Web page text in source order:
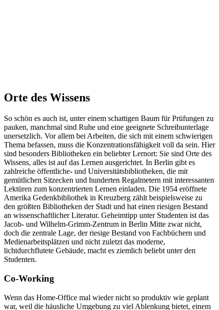
Orte des Wissens
So schön es auch ist, unter einem schattigen Baum für Prüfungen zu
pauken, manchmal sind Ruhe und eine geeignete Schreibunterlage
unersetzlich. Vor allem bei Arbeiten, die sich mit einem schwierigen
Thema befassen, muss die Konzentrationsfähigkeit voll da sein. Hier
sind besonders Bibliotheken ein beliebter Lernort: Sie sind Orte des
Wissens, alles ist auf das Lernen ausgerichtet. In Berlin gibt es
zahlreiche öffentliche- und Universitätsbibliotheken, die mit
gemütlichen Sitzecken und hunderten Regalmetern mit interessanten
Lektüren zum konzentrierten Lernen einladen. Die 1954 eröffnete
Amerika Gedenkbibliothek in Kreuzberg zählt beispielsweise zu
den größten Bibliotheken der Stadt und hat einen riesigen Bestand
an wissenschaftlicher Literatur. Geheimtipp unter Studenten ist das
Jacob- und Wilhelm-Grimm-Zentrum in Berlin Mitte zwar nicht,
doch die zentrale Lage, der riesige Bestand von Fachbüchern und
Medienarbeitsplätzen und nicht zuletzt das moderne,
lichtdurchflutete Gebäude, macht es ziemlich beliebt unter den
Studenten.
Co-Working
Wenn das Home-Office mal wieder nicht so produktiv wie geplant
war, weil die häusliche Umgebung zu viel Ablenkung bietet, einem